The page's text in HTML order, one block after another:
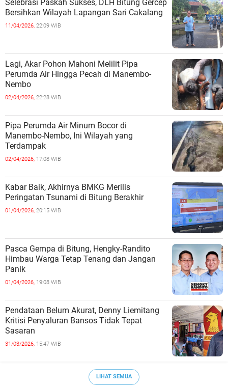
Selebrasi Paskah Sukses, DLH Bitung Gercep
Bersihkan Wilayah Lapangan Sari Cakalang
11/04/2026, 22:09 WIB
Lagi, Akar Pohon Mahoni Melilit Pipa
Perumda Air Hingga Pecah di Manembo-
Nembo
02/04/2026, 22:28 WIB
Pipa Perumda Air Minum Bocor di
Manembo-Nembo, Ini Wilayah yang
Terdampak
02/04/2026, 17:08 WIB
Kabar Baik, Akhirnya BMKG Merilis
Peringatan Tsunami di Bitung Berakhir
01/04/2026, 20:15 WIB
Pasca Gempa di Bitung, Hengky-Randito
Himbau Warga Tetap Tenang dan Jangan
Panik
01/04/2026, 19:08 WIB
Pendataan Belum Akurat, Denny Liemitang
Kritisi Penyaluran Bansos Tidak Tepat
Sasaran
31/03/2026, 15:47 WIB
LIHAT SEMUA